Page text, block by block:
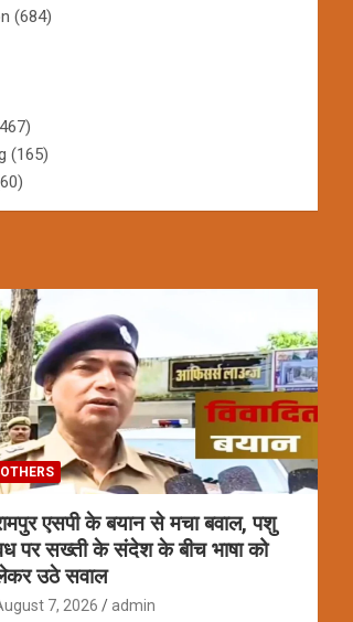
(684)
(165)
OTHERS
एसपी के बयान से मचा बवाल, पशु
पर सख्ती के संदेश के बीच भाषा को
उठे सवाल
7, 2026 admin